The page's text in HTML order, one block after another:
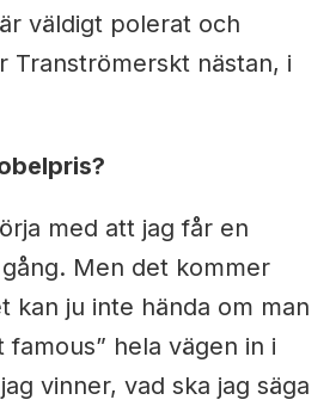
väldigt polerat och
Tranströmerskt nästan, i
med att jag får en
Men det kommer
kan ju inte hända om man
famous” hela vägen in i
vinner, vad ska jag säga